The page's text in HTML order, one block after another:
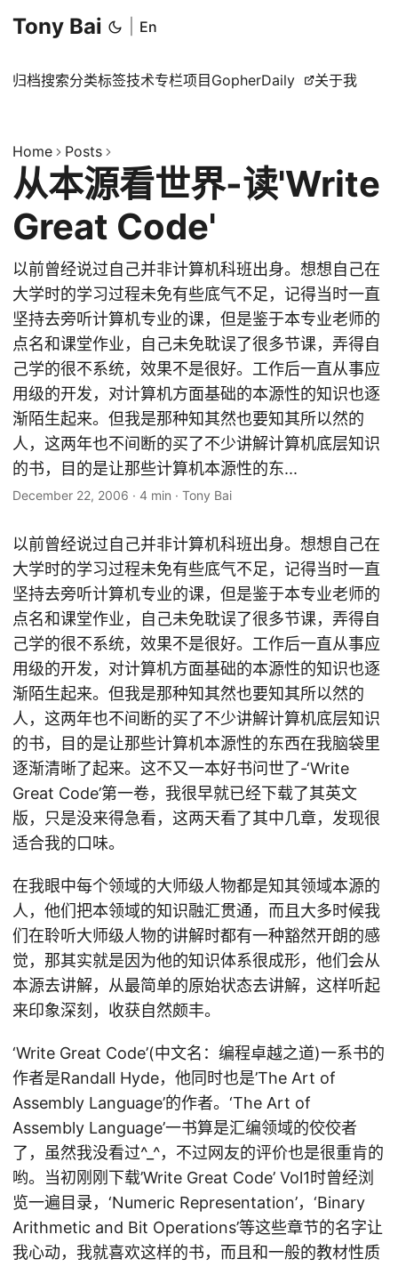
Tony Bai En
归档搜索分类标签技术专栏项目 GopherDaily 关于我
Home Posts
从本源看世界-读'Write
Great Code'
以前曾经说过自己并非计算机科班出身。想想自己在
大学时的学习过程未免有些底气不足，记得当时一直
坚持去旁听计算机专业的课，但是鉴于本专业老师的
点名和课堂作业，自己未免耽误了很多节课，弄得自
己学的很不系统，效果不是很好。工作后一直从事应
用级的开发，对计算机方面基础的本源性的知识也逐
渐陌生起来。但我是那种知其然也要知其所以然的
人，这两年也不间断的买了不少讲解计算机底层知识
的书，目的是让那些计算机本源性的东...
December 22, 2006 · 4 min · Tony Bai
以前曾经说过自己并非计算机科班出身。想想自己在
大学时的学习过程未免有些底气不足，记得当时一直
坚持去旁听计算机专业的课，但是鉴于本专业老师的
点名和课堂作业，自己未免耽误了很多节课，弄得自
己学的很不系统，效果不是很好。工作后一直从事应
用级的开发，对计算机方面基础的本源性的知识也逐
渐陌生起来。但我是那种知其然也要知其所以然的
人，这两年也不间断的买了不少讲解计算机底层知识
的书，目的是让那些计算机本源性的东西在我脑袋里
逐渐清晰了起来。这不又一本好书问世了-‘Write
Great Code’第一卷，我很早就已经下载了其英文
版，只是没来得急看，这两天看了其中几章，发现很
适合我的口味。
在我眼中每个领域的大师级人物都是知其领域本源的
人，他们把本领域的知识融汇贯通，而且大多时候我
们在聆听大师级人物的讲解时都有一种豁然开朗的感
觉，那其实就是因为他的知识体系很成形，他们会从
本源去讲解，从最简单的原始状态去讲解，这样听起
来印象深刻，收获自然颇丰。
‘Write Great Code’(中文名：编程卓越之道)一系书的
作者是Randall Hyde，他同时也是’The Art of
Assembly Language’的作者。‘The Art of
Assembly Language’一书算是汇编领域的佼佼者
了，虽然我没看过^_^，不过网友的评价也是很重肯的
哟。当初刚刚下载’Write Great Code’ Vol1时曾经浏
览一遍目录，‘Numeric Representation’，‘Binary
Arithmetic and Bit Operations’等这些章节的名字让
我心动，我就喜欢这样的书，而且和一般的教材性质